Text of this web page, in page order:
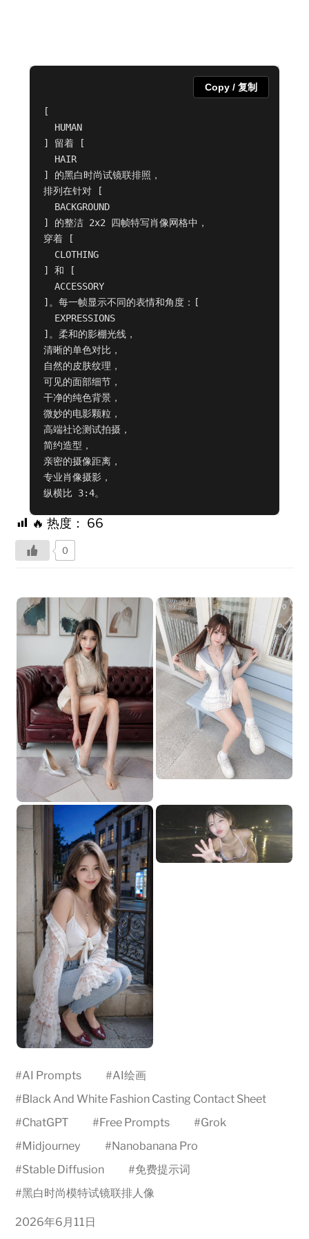
[
] 留着 [
] 的黑白时尚试镜联排照，
排列在针对 [
] 的整洁 2x2 四帧特写肖像网格中，
穿着 [
] 和 [
]。每一帧显示不同的表情和角度：[
]。柔和的影棚光线，
清晰的单色对比，
自然的皮肤纹理，
可见的面部细节，
干净的纯色背景，
微妙的电影颗粒，
高端社论测试拍摄，
简约造型，
亲密的摄像距离，
专业肖像摄影，
纵横比 3:4。
Copy / 复制
🔥 热度： 66
0
#AI Prompts #AI绘画
#Black And White Fashion Casting Contact Sheet
#ChatGPT #Free Prompts #Grok
#Midjourney #Nanobanana Pro
#Stable Diffusion #免费提示词
#黑白时尚模特试镜联排人像
2026年6月11日